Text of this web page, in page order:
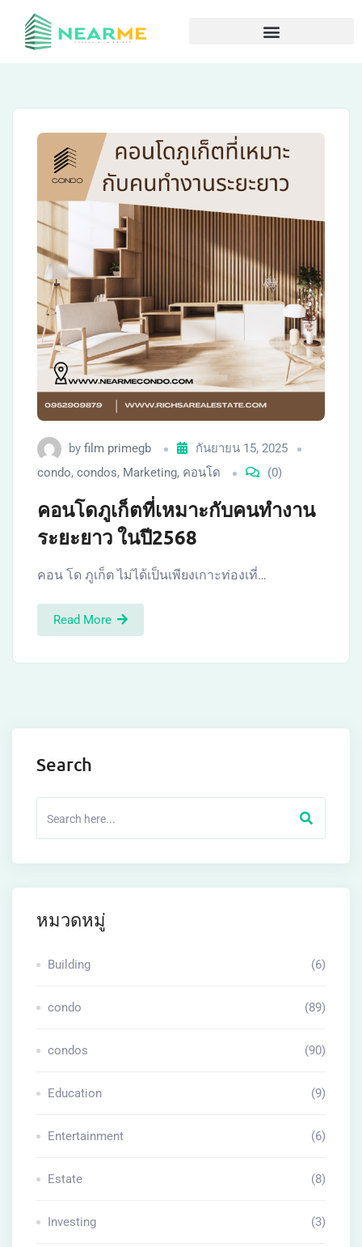
by film primegb
กันยายน 15, 2025
condo, condos, Marketing, คอนโด (0)
คอนโดภูเก็ตที่เหมาะกับคนทำงาน
ระยะยาว ในปี2568
คอน โด ภูเก็ต ไม่ได้เป็นเพียงเกาะท่องเที่…
Read More
Search
หมวดหมู่
Building (6)
condo (89)
condos (90)
Education (9)
Entertainment (6)
Estate (8)
Investing (3)